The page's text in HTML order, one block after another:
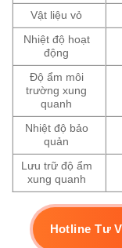
Vật liệu vỏ
Nhiệt độ hoạt
động
Độ ẩm môi
trường xung
quanh
Nhiệt độ bảo
quản
Lưu trữ độ ẩm
xung quanh
Hotline Tư